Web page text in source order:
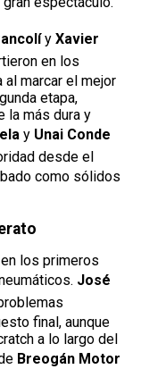
y Xavier
en los
marcar el mejor
etapa,
la más dura y
y Unai Conde
desde el
como sólidos
los primeros
José
final, aunque
a lo largo del
Breogán Motor